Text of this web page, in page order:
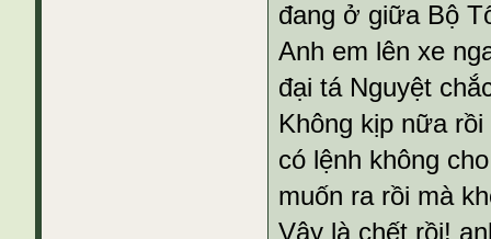
đang ở giữa Bộ
Anh em lên xe
đại tá Nguyệt
Không kịp nữa
có lệnh không
muốn ra rồi mà
Vậy là chết rồi!